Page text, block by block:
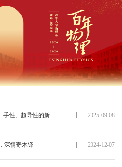
、超导性的新量子态 2025-09-08
深情寄木铎 2024-12-07